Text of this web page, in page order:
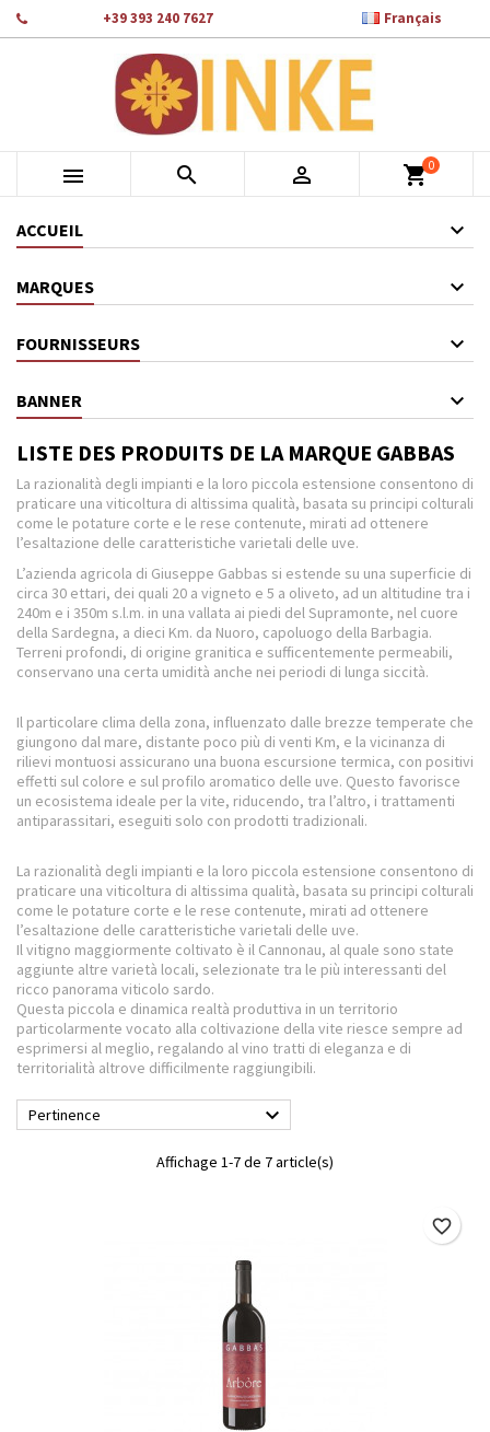
+39 393 240 7627 Français
   shopping_cart0
ACCUEIL
MARQUES
FOURNISSEURS
BANNER
LISTE DES PRODUITS DE LA MARQUE GABBAS
La razionalità degli impianti e la loro piccola estensione consentono di
praticare una viticoltura di altissima qualità, basata su principi colturali
come le potature corte e le rese contenute, mirati ad ottenere
l’esaltazione delle caratteristiche varietali delle uve.
L’azienda agricola di Giuseppe Gabbas si estende su una superficie di
circa 30 ettari, dei quali 20 a vigneto e 5 a oliveto, ad un altitudine tra i
240m e i 350m s.l.m. in una vallata ai piedi del Supramonte, nel cuore
della Sardegna, a dieci Km. da Nuoro, capoluogo della Barbagia.
Terreni profondi, di origine granitica e sufficentemente permeabili,
conservano una certa umidità anche nei periodi di lunga siccità.
Il particolare clima della zona, influenzato dalle brezze temperate che
giungono dal mare, distante poco più di venti Km, e la vicinanza di
rilievi montuosi assicurano una buona escursione termica, con positivi
effetti sul colore e sul profilo aromatico delle uve. Questo favorisce
un ecosistema ideale per la vite, riducendo, tra l’altro, i trattamenti
antiparassitari, eseguiti solo con prodotti tradizionali.
La razionalità degli impianti e la loro piccola estensione consentono di
praticare una viticoltura di altissima qualità, basata su principi colturali
come le potature corte e le rese contenute, mirati ad ottenere
l’esaltazione delle caratteristiche varietali delle uve.
Il vitigno maggiormente coltivato è il Cannonau, al quale sono state
aggiunte altre varietà locali, selezionate tra le più interessanti del
ricco panorama viticolo sardo.
Questa piccola e dinamica realtà produttiva in un territorio
particolarmente vocato alla coltivazione della vite riesce sempre ad
esprimersi al meglio, regalando al vino tratti di eleganza e di
territorialità altrove difficilmente raggiungibili.
Pertinence 
Affichage 1-7 de 7 article(s)
favorite_border
Ajouter à ma liste d'envies ×
Crea nuova lista
((modalTitle)) ×
((confirmMessage))
((cancelText)) ((modalDeleteText))
Créer une liste d'envies ×
Nom de la liste d'envies
Connexion ×
Vous devez être connecté pour ajouter des produits à votre
liste d'envies.
Annuler Connexion